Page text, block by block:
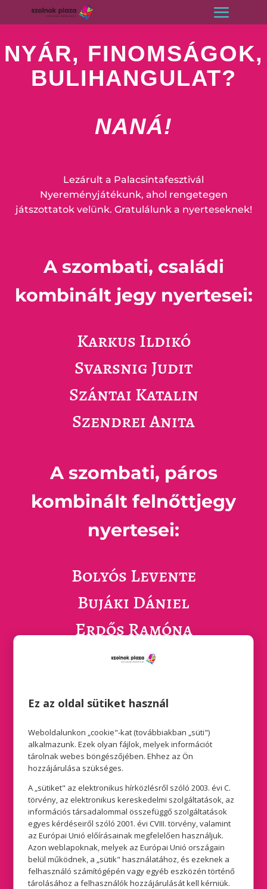
NYÁR, FINOMSÁGOK,
BULIHANGULAT?
NANÁ!
Lezárult a Palacsintafesztivál
Nyereményjátékunk, ahol rengetegen
játszottatok velünk. Gratulálunk a nyerteseknek!
A szombati, családi
kombinált jegy nyertesei:
Karkus Ildikó
Svarsnig Judit
Szántai Katalin
Szendrei Anita
A szombati, páros
kombinált felnőttjegy
nyertesei:
Bolyós Levente
Bujáki Dániel
Erdős Ramóna
Erdős Ramóna
Holyba András
Kiss-Németh Nóra
Kóródi Máténé
Morvai Márk
Morvai Sándor
Pintér Atala
Rafael Szimonetta Amanda
Ez az oldal sütiket használ
Weboldalunkon „cookie"-kat (továbbiakban „süti")
alkalmazunk. Ezek olyan fájlok, melyek információt
tárolnak webes böngészőjében. Ehhez az Ön
hozzájárulása szükséges.
A „sütiket" az elektronikus hírközlésről szóló 2003. évi C.
törvény, az elektronikus kereskedelmi szolgáltatások, az
információs társadalommal összefüggő szolgáltatások
egyes kérdéseiről szóló 2001. évi CVIII. törvény, valamint
az Európai Unió előírásainak megfelelően használjuk.
Azon weblapoknak, melyek az Európai Unió országain
belül működnek, a „sütik" használatához, és ezeknek a
felhasználó számítógépén vagy egyéb eszközén történő
tárolásához a felhasználók hozzájárulását kell kérniük.